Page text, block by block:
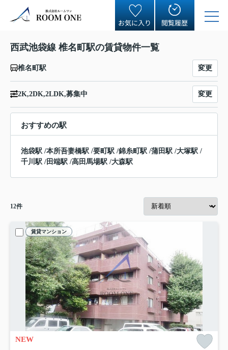
お気に入り 閲覧履歴
西武池袋線 椎名町駅の賃貸物件一覧
椎名町駅 変更
2K,2DK,2LDK,募集中 変更
おすすめの駅
池袋駅 /本所吾妻橋駅 /要町駅 /錦糸町駅 /蒲田駅 /大塚駅 /
千川駅 /田端駅 /高田馬場駅 /大森駅
12件
賃貸マンション
NEW